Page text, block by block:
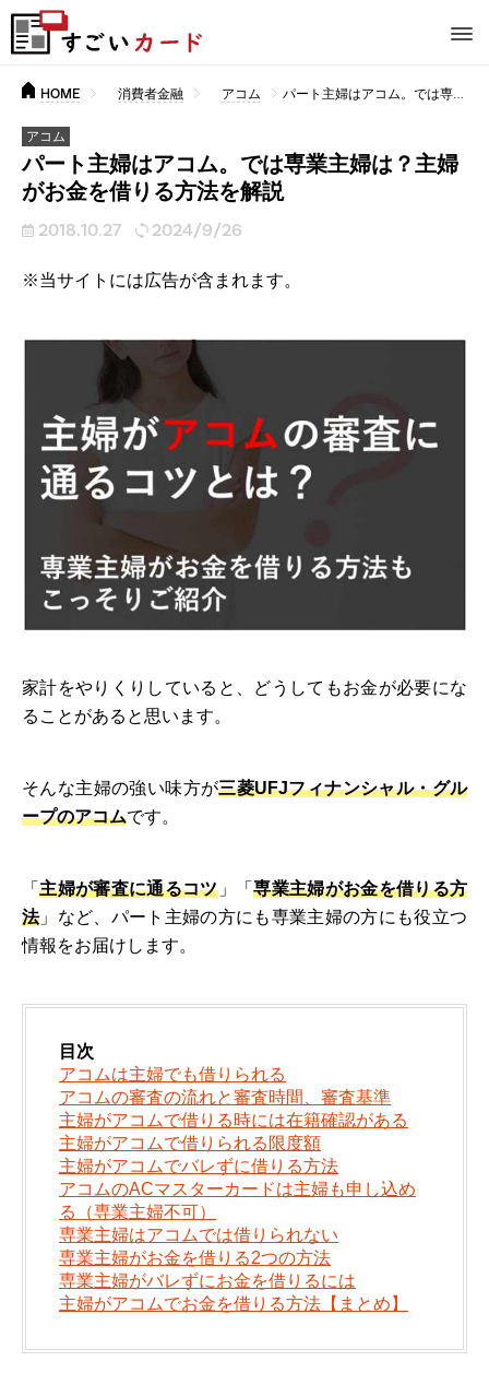
HOME 消費者金融 アコム パート主婦はアコム。では専業主婦は？主婦がお金を借りる方法を解説
アコム
パート主婦はアコム。では専業主婦は？主婦
がお金を借りる方法を解説
2018.10.27 2024/9/26
※当サイトには広告が含まれます。
家計をやりくりしていると、どうしてもお金が必要にな
ることがあると思います。
そんな主婦の強い味方が三菱UFJフィナンシャル・グル
ープのアコムです。
「主婦が審査に通るコツ」「専業主婦がお金を借りる方
法」など、パート主婦の方にも専業主婦の方にも役立つ
情報をお届けします。
目次
アコムは主婦でも借りられる
アコムの審査の流れと審査時間、審査基準
主婦がアコムで借りる時には在籍確認がある
主婦がアコムで借りられる限度額
主婦がアコムでバレずに借りる方法
アコムのACマスターカードは主婦も申し込め
る（専業主婦不可）
専業主婦はアコムでは借りられない
専業主婦がお金を借りる2つの方法
専業主婦がバレずにお金を借りるには
主婦がアコムでお金を借りる方法【まとめ】